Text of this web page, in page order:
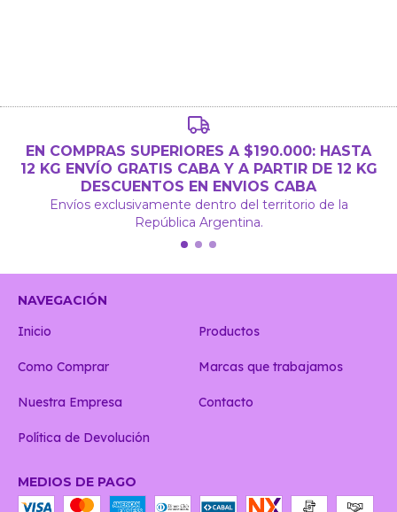
EN COMPRAS SUPERIORES A $190.000: HASTA
12 KG ENVÍO GRATIS CABA Y A PARTIR DE 12 KG
DESCUENTOS EN ENVIOS CABA
Envíos exclusivamente dentro del territorio de la
República Argentina.
NAVEGACIÓN
Inicio
Productos
Como Comprar Marcas que trabajamos
Nuestra Empresa Contacto
Política de Devolución
MEDIOS DE PAGO